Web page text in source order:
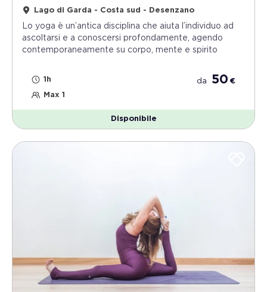
Lago di Garda - Costa sud - Desenzano
Lo yoga è un’antica disciplina che aiuta l’individuo ad
ascoltarsi e a conoscersi profondamente, agendo
contemporaneamente su corpo, mente e spirito
1h
Max 1
da 50 €
Disponibile